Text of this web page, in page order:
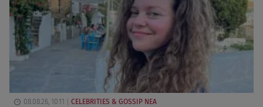
08.08.26, 10:11 CELEBRITIES & GOSSIP ΝΕΑ